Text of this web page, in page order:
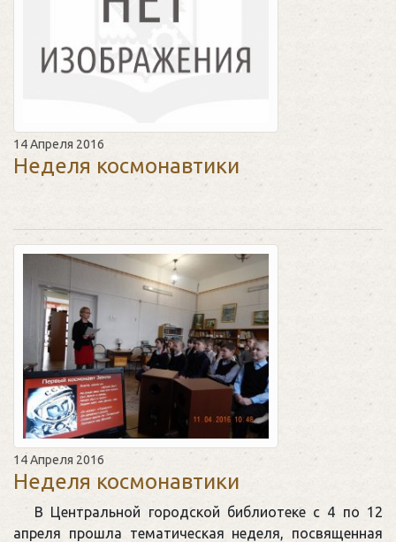
14 Апреля 2016
Неделя космонавтики
14 Апреля 2016
Неделя космонавтики
В Центральной городской библиотеке с 4 по 12
апреля прошла тематическая неделя, посвященная